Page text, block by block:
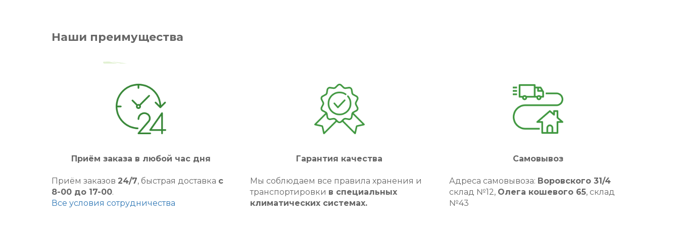
Наши преимущества
Приём заказа в любой час дня
Приём заказов 24/7, быстрая доставка с
8-00 до 17-00.
Все условия сотрудничества
Гарантия качества
Мы соблюдаем все правила хранения и
транспортировки в специальных
климатических системах.
Самовывоз
Адреса самовывоза: Воровского 31/4
склад №12, Олега кошевого 65, склад
№43